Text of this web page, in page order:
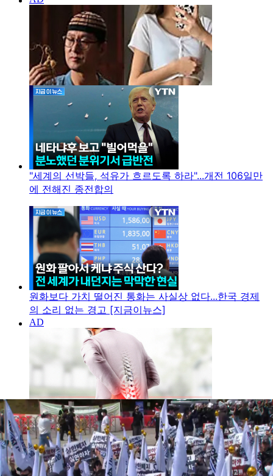
"세계의 선박들, 석유가 흐르도록 하라"...개전 106일만
에 전해진 종전합의
원화보다 가치 떨어진 통화는 사실상 없다...한국 경제
의 소리 없는 경고 [지금이뉴스]